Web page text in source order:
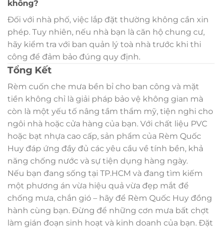
không?
Đối với nhà phố, việc lắp đặt thường không cần xin
phép. Tuy nhiên, nếu nhà bạn là căn hộ chung cư,
hãy kiểm tra với ban quản lý toà nhà trước khi thi
công để đảm bảo đúng quy định.
Tổng Kết
Rèm cuốn che mưa bền bỉ cho ban công và mặt
tiền không chỉ là giải pháp bảo vệ không gian mà
còn là một yếu tố nâng tầm thẩm mỹ, tiện nghi cho
ngôi nhà hoặc cửa hàng của bạn. Với chất liệu PVC
hoặc bạt nhựa cao cấp, sản phẩm của Rèm Quốc
Huy đáp ứng đầy đủ các yêu cầu về tính bền, khả
năng chống nước và sự tiện dụng hàng ngày.
Nếu bạn đang sống tại TP.HCM và đang tìm kiếm
một phương án vừa hiệu quả vừa đẹp mắt để
chống mưa, chắn gió – hãy để Rèm Quốc Huy đồng
hành cùng bạn. Đừng để những cơn mưa bất chợt
làm gián đoạn sinh hoạt và kinh doanh của bạn. Đặt